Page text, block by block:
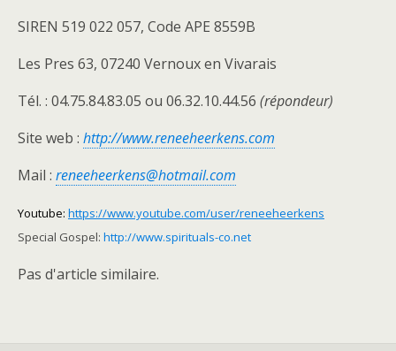
SIREN 519 022 057, Code APE 8559B
Les Pres 63, 07240 Vernoux en Vivarais
Tél. : 04.75.84.83.05 ou 06.32.10.44.56 (répondeur)
Site web : http://www.reneeheerkens.com
Mail : reneeheerkens@hotmail.com
Youtube: https://www.youtube.com/user/reneeheerkens
Special Gospel: http://www.spirituals-co.net
Pas d'article similaire.